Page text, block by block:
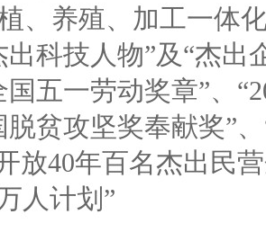
、养殖、加工一体
出科技人物”及“杰出
国五一劳动奖章”、
脱贫攻坚奖奉献奖”
放40年百名杰出民
人计划”